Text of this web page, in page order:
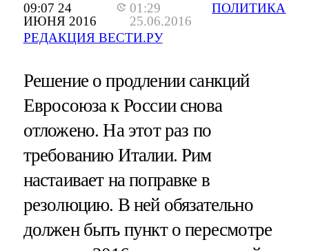
09:07 24
ИЮНЯ 2016
01:29
25.06.2016
РЕДАКЦИЯ ВЕСТИ.РУ
ПОЛИТИКА
Решение о продлении санкций
Евросоюза к России снова
отложено. На этот раз по
требованию Италии. Рим
настаивает на поправке в
резолюцию. В ней обязательно
должен быть пункт о пересмотре